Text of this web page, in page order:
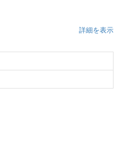
詳細を表示